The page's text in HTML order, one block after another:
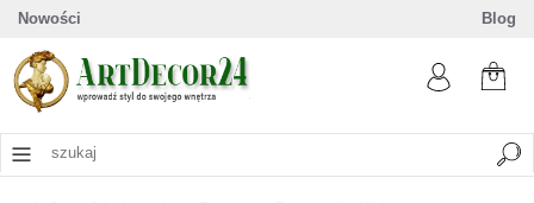
Nowości Blog